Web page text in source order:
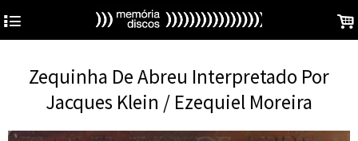
4 .
Zequinha De Abreu Interpretado Por
Jacques Klein / Ezequiel Moreira